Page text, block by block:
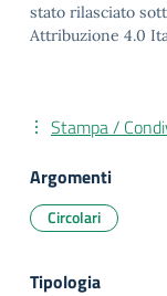
stato rilasciato
Attribuzione 4.0
Stampa /
Argomenti
Circolari
Tipologia